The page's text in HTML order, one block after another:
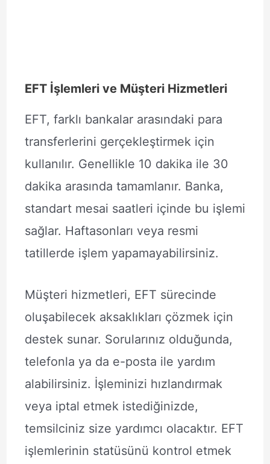
EFT İşlemleri ve Müşteri Hizmetleri
EFT, farklı bankalar arasındaki para
transferlerini gerçekleştirmek için
kullanılır. Genellikle 10 dakika ile 30
dakika arasında tamamlanır. Banka,
standart mesai saatleri içinde bu işlemi
sağlar. Haftasonları veya resmi
tatillerde işlem yapamayabilirsiniz.
Müşteri hizmetleri, EFT sürecinde
oluşabilecek aksaklıkları çözmek için
destek sunar. Sorularınız olduğunda,
telefonla ya da e-posta ile yardım
alabilirsiniz. İşleminizi hızlandırmak
veya iptal etmek istediğinizde,
temsilciniz size yardımcı olacaktır. EFT
işlemlerinin statüsünü kontrol etmek